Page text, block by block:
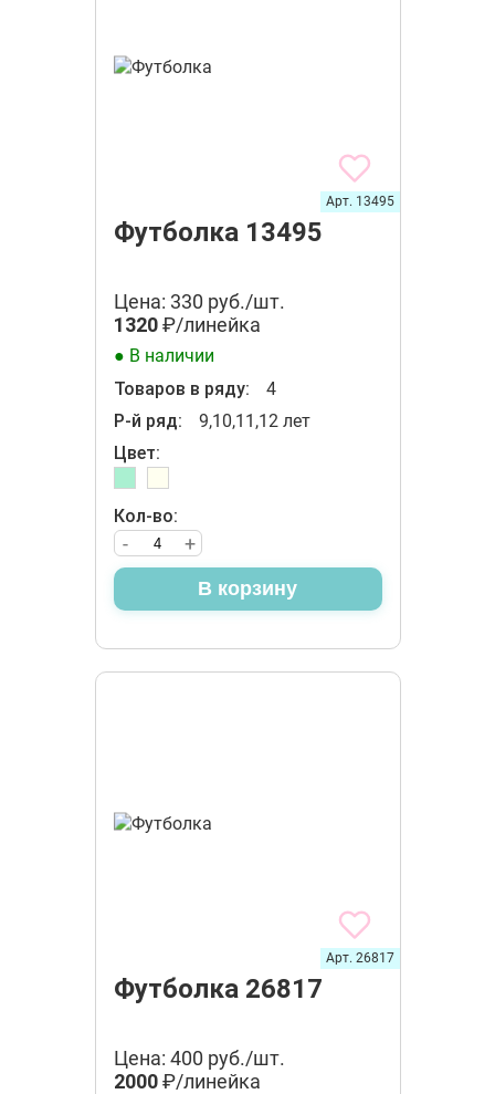
Футболка 13495
Арт. 13495
Цена: 330 руб./шт.
1320₽/линейка
● В наличии
Товаров в ряду:
4
Р-й ряд:
9,10,11,12 лет
Цвет:
Кол-во:
+
-
В корзину
Футболка 26817
Арт. 26817
Цена: 400 руб./шт.
2000₽/линейка